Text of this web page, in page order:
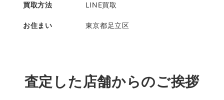
買取方法 LINE買取
お住まい 東京都足立区
査定した店舗からのご挨拶